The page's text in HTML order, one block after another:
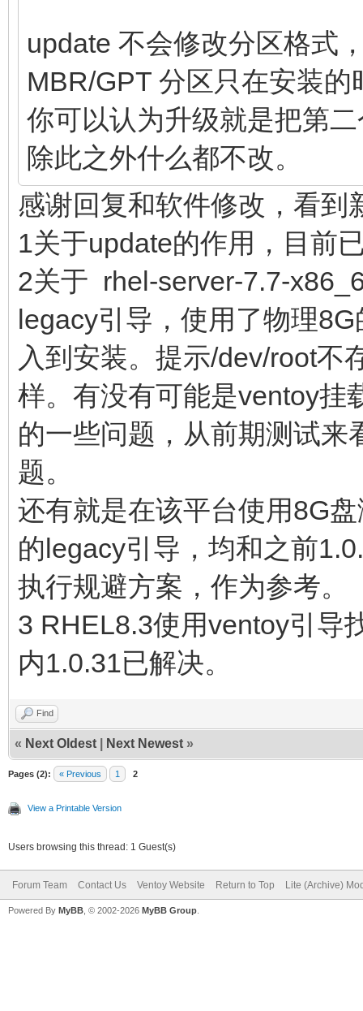
update 不会修改分区格式
MBR/GPT 分区只在安装
你可以认为升级就是把第
除此之外什么都不改。
感谢回复和软件修改，看到
1关于update的作用，目前
2关于 rhel-server-7.7-
legacy引导，使用了物理
入到安装。提示/dev/root不
样。有没有可能是ventoy挂
的一些问题，从前期测试
题。
还有就是在该平台使用8G
的legacy引导，均和之前
执行规避方案，作为参考。
3 RHEL8.3使用ventoy引导
内1.0.31已解决。
Find
« Next Oldest Next Newest »
Pages (2): « Previous 1 2
View a Printable Version
Users browsing this thread: 1 Guest(s)
Forum Team Contact Us Ventoy Website Return to Top Lite (Archive)
Powered By MyBB , © 2002-2026 MyBB Group